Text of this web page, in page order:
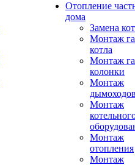
Отопление
дома
Замена
Монтаж
котла
Монтаж
колонки
Монтаж
Монтаж
Монтаж
отопления
Монтаж